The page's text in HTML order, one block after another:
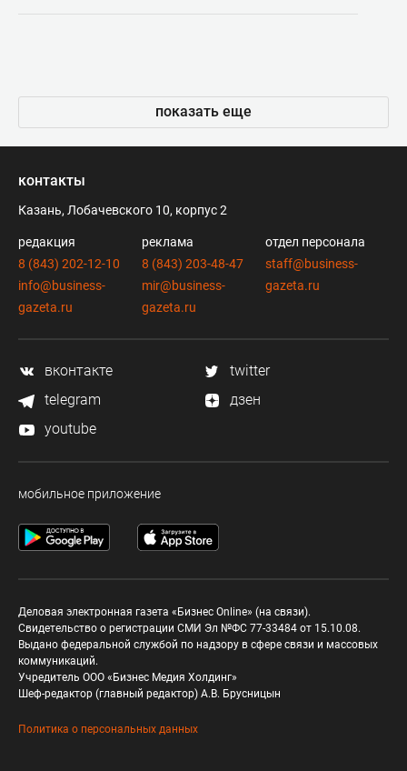
показать еще
контакты
Казань, Лобачевского 10, корпус 2
редакция
8 (843) 202-12-10
info@business-
gazeta.ru
реклама
8 (843) 203-48-47
mir@business-
gazeta.ru
отдел персонала
staff@business-
gazeta.ru
вконтакте
twitter
telegram
дзен
youtube
мобильное приложение
Деловая электронная газета «Бизнес Online» (на связи).
Свидетельство о регистрации СМИ Эл №ФС 77-33484 от 15.10.08.
Выдано федеральной службой по надзору в сфере связи и массовых
коммуникаций.
Учредитель ООО «Бизнес Медия Холдинг»
Шеф-редактор (главный редактор) А.В. Брусницын
Политика о персональных данных